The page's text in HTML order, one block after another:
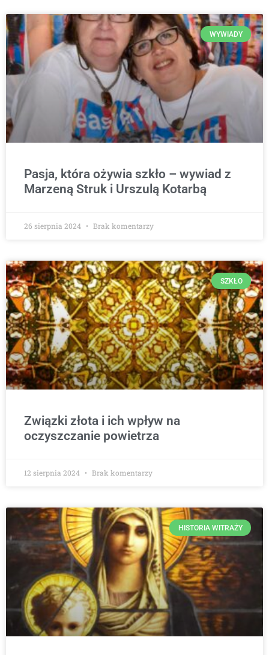
WYWIADY
Pasja, która ożywia szkło – wywiad z
Marzeną Struk i Urszulą Kotarbą
26 sierpnia 2024 Brak komentarzy
SZKŁO
Związki złota i ich wpływ na
oczyszczanie powietrza
12 sierpnia 2024 Brak komentarzy
HISTORIA WITRAŻY